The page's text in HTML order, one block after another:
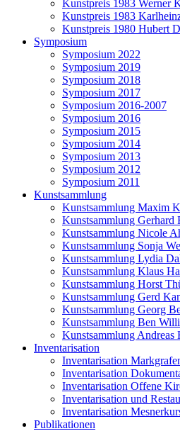
Kunstpreis 1983 Werner
Kunstpreis 1983
Kunstpreis 1980 Hubert
Symposium
Symposium 2022
Symposium 2019
Symposium 2018
Symposium 2017
Symposium 2016-2007
Symposium 2016
Symposium 2015
Symposium 2014
Symposium 2013
Symposium 2012
Symposium 2011
Kunstsammlung
Kunstsammlung Maxim
Kunstsammlung Gerhard
Kunstsammlung Nicole
Kunstsammlung Sonja
Kunstsammlung Lydia
Kunstsammlung Klaus
Kunstsammlung Horst
Kunstsammlung Gerd
Kunstsammlung Georg
Kunstsammlung Ben
Kunstsammlung
Inventarisation
Inventarisation
Inventarisation
Inventarisation Offene
Inventarisation und
Inventarisation
Publikationen